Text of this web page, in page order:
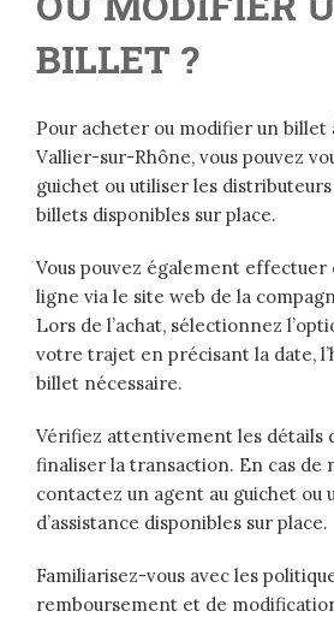
BILLET ?
Pour acheter ou modifier un billet
Vallier-sur-Rhône, vous pouvez
guichet ou utiliser les
billets disponibles sur place.
Vous pouvez également effectuer
ligne via le site web de la
Lors de l’achat, sélectionnez
votre trajet en précisant la date,
billet nécessaire.
Vérifiez attentivement les détails
finaliser la transaction. En cas de
contactez un agent au guichet ou
d’assistance disponibles sur place.
Familiarisez-vous avec les
remboursement et de